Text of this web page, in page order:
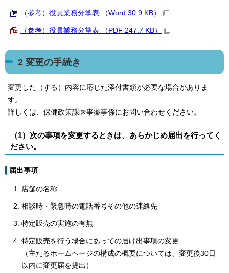
（参考）役員業務分掌表 （Word 30.9 KB）
（参考）役員業務分掌表 （PDF 247.7 KB）
2 変更の手続き
変更した（する）内容に応じた添付書類が必要な場合がありま
す。
詳しくは、保健政策課医事薬事係にお問い合わせください。
（1）次の事項を変更するときは、あらかじめ届出を行ってく
ださい。
届出事項
店舗の名称
相談時・緊急時の電話番号その他の連絡先
特定販売の実施の有無
特定販売を行う場合にあっての届け出事項の変更
（主たるホームページの構成の概要については、変更後30日
以内に変更届を提出）